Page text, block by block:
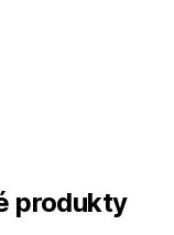
produkty